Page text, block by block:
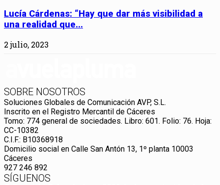
Lucía Cárdenas: “Hay que dar más visibilidad a
una realidad que...
2 julio, 2023
SOBRE NOSOTROS
Soluciones Globales de Comunicación AVP, S.L.
Inscrito en el Registro Mercantil de Cáceres
Tomo: 774 general de sociedades. Libro: 601. Folio: 76. Hoja:
CC-10382
C.I.F.: B10368918
Domicilio social en Calle San Antón 13, 1º planta 10003
Cáceres
927 246 892
SÍGUENOS